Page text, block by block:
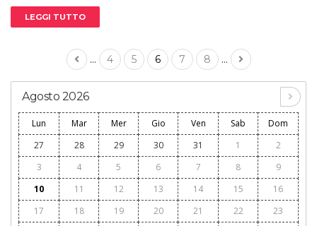
LEGGI TUTTO
... 4 5 6 7 8 ...
Agosto 2026
Lun Mar Mer Gio Ven Sab
Dom
27
28 29 30 31 1
2
3
4 5 6 7 8
9
10
11 12 13 14 15
16
17
18 19 20 21 22
23